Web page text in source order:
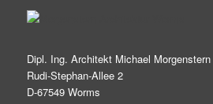
Dipl. Ing. Architekt Michael Morgenstern
Rudi-Stephan-Allee 2
D-67549 Worms